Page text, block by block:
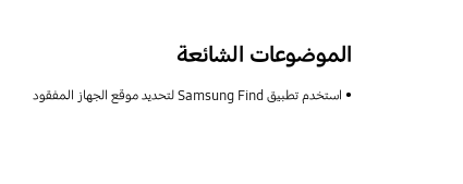
الموضوعات الشائعة
استخدم تطبيق Samsung Find لتحديد موقع الجهاز المفقود